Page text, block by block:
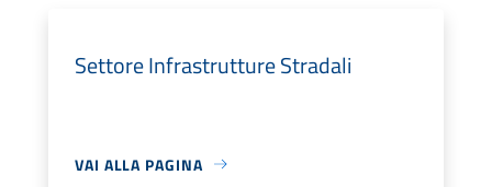
Settore Infrastrutture Stradali
VAI ALLA PAGINA